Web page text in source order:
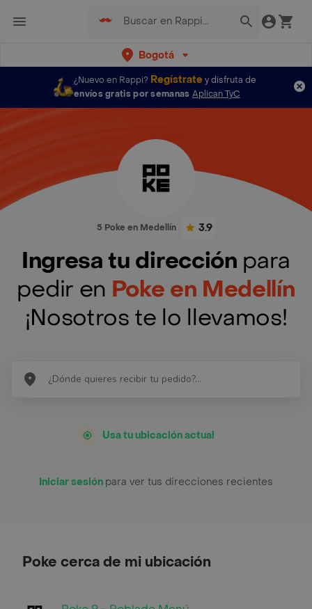
Bogotá
¿Nuevo en Rappi? Regístratey disfruta de
envíos gratis por semanas Aplican TyC
5 Poke en Medellín 3.9
Ingresa tu dirección para
pedir en Poke en Medellín
¡Nosotros te lo llevamos!
Usa tu ubicación actual
Iniciar sesión para ver tus direcciones recientes
Poke cerca de mi ubicación